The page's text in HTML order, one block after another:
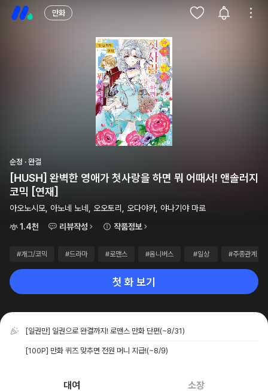
만화
순정 · 완결
[HUSH] 완벽한 영애가 첫사랑을 하면 뭐 어때서! 앤솔러지
코믹 [연재]
아오노시모, 아노네 노네, 오오토리, 오다야카, 야나기야 마로
1.4천
리뷰작성 작품정보
#개그/코믹 #드라마 #로맨스 #옴니버스 #일상 #주종관계
첫 화 보기
[일권만] 일권으로 완결까지! 로맨스 만화 단편(~8/31)
[100P] 만화 퀴즈 맞추면 전원 머니 지급!(~8/9)
대여 소장